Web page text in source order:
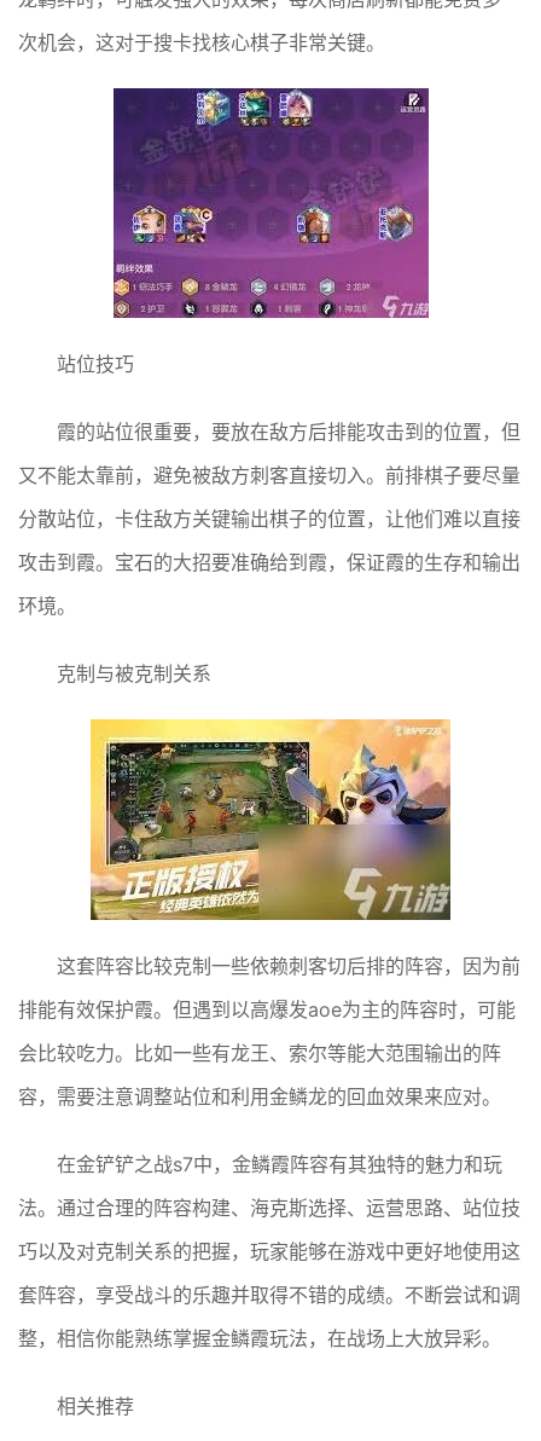
次机会，这对于搜卡找核心棋子非常关键。
站位技巧
霞的站位很重要，要放在敌方后排能攻击到的位置，但
又不能太靠前，避免被敌方刺客直接切入。前排棋子要尽量
分散站位，卡住敌方关键输出棋子的位置，让他们难以直接
攻击到霞。宝石的大招要准确给到霞，保证霞的生存和输出
环境。
克制与被克制关系
这套阵容比较克制一些依赖刺客切后排的阵容，因为前
排能有效保护霞。但遇到以高爆发aoe为主的阵容时，可能
会比较吃力。比如一些有龙王、索尔等能大范围输出的阵
容，需要注意调整站位和利用金鳞龙的回血效果来应对。
在金铲铲之战s7中，金鳞霞阵容有其独特的魅力和玩
法。通过合理的阵容构建、海克斯选择、运营思路、站位技
巧以及对克制关系的把握，玩家能够在游戏中更好地使用这
套阵容，享受战斗的乐趣并取得不错的成绩。不断尝试和调
整，相信你能熟练掌握金鳞霞玩法，在战场上大放异彩。
相关推荐